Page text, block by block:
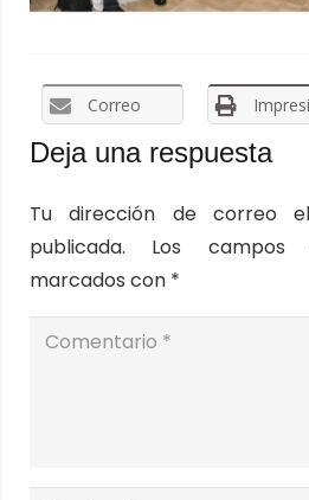
Correo
Deja una respuesta
Tu dirección de correo
publicada.
Los campos
marcados con *